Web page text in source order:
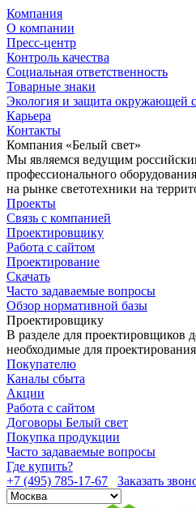
Компания
О компании
Пресс-центр
Контроль качества
Социальная ответственность
Товарные знаки
Экология и защита окружающей
Карьера
Контакты
Компания «Белый свет»
Мы являемся ведущим
профессионального
на рынке светотехники на
Проекты
Связь с компанией
Проектировщику
Работа с сайтом
Проектирование
Скачать
Часто задаваемые вопросы
Обзор нормативной базы
Проектировщику
В разделе для проектировщиков
необходимые для
Покупателю
Каналы сбыта
Акции
Работа с сайтом
Договоры Белый свет
Покупка продукции
Часто задаваемые вопросы
Где купить?
+7 (495) 785-17-67
Заказать